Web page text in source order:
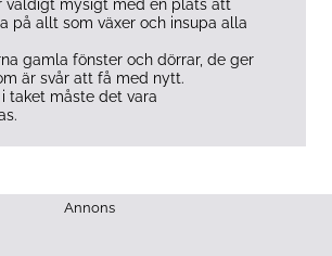
väldigt mysigt med en plats att
på allt som växer och insupa alla
gamla fönster och dörrar, de ger
är svår att få med nytt.
taket måste det vara
Annons